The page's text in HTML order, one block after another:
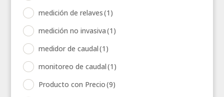
medición de relaves(1)
medición no invasiva(1)
medidor de caudal(1)
monitoreo de caudal(1)
Producto con Precio(9)